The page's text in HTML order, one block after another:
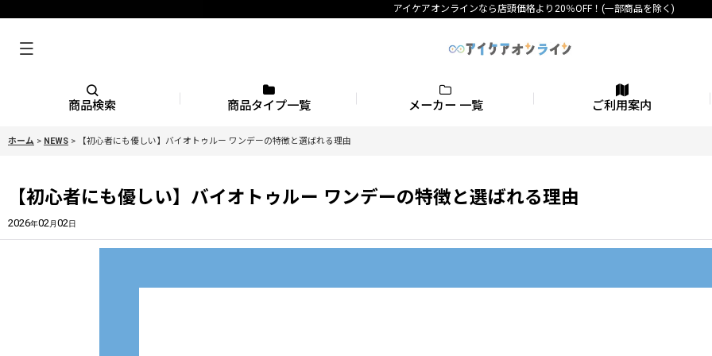
アイケアオンラインなら店頭価格より20％OFF！(一部商品を除く)
商品検索 商品タイプ一覧 メーカー 一覧 ご利用案内
ホーム > NEWS > 【初心者にも優しい】バイオトゥルー ワンデーの特徴と選ばれる理由
【初心者にも優しい】バイオトゥルー ワンデーの特徴と選ばれる理由
2026年02 月02日